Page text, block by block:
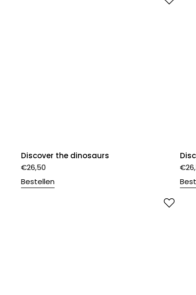
Discover the dinosaurs
€26,50
Bestellen
€